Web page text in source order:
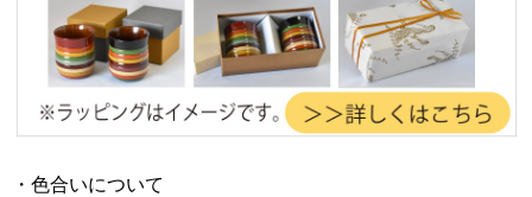
・色合いについて